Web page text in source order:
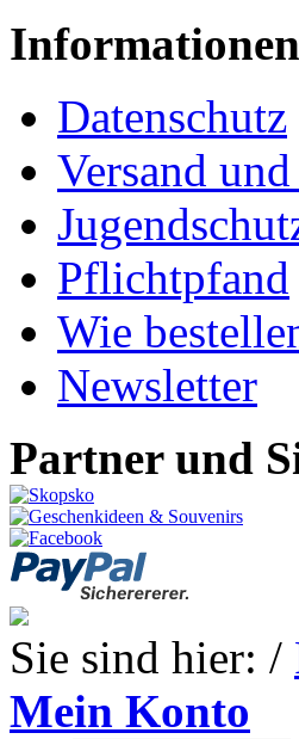
Informationen
Datenschutz
Versand
Pflichtpfand
Wie
Newsletter
Partner und
Sie sind hier: /
Mein Konto